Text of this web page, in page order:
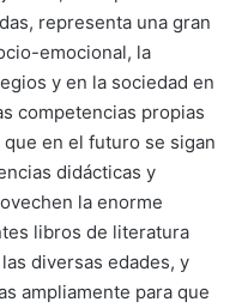
representa una gran
emocional, la
y en la sociedad en
competencias propias
en el futuro se sigan
didácticas y
la enorme
libros de literatura
diversas edades, y
ampliamente para que